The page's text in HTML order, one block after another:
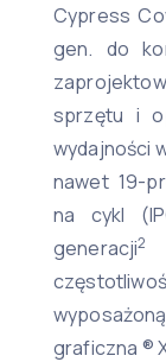
Cypress
gen. do
sprzętu i
wydajności
nawet 19-
na cykl
generacji2
graficzna ®